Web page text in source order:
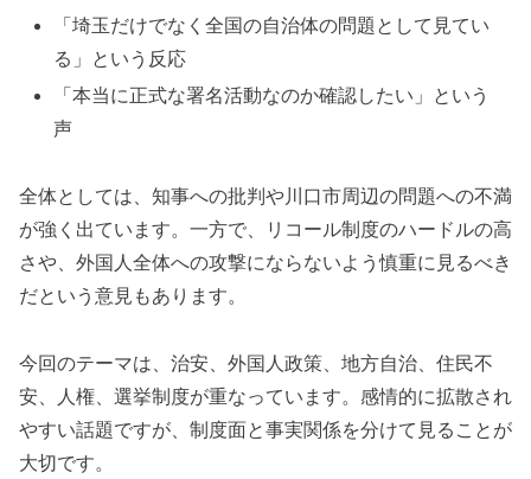
「埼玉だけでなく全国の自治体の問題として見てい
る」という反応
「本当に正式な署名活動なのか確認したい」という
声
全体としては、知事への批判や川口市周辺の問題への不満
が強く出ています。一方で、リコール制度のハードルの高
さや、外国人全体への攻撃にならないよう慎重に見るべき
だという意見もあります。
今回のテーマは、治安、外国人政策、地方自治、住民不
安、人権、選挙制度が重なっています。感情的に拡散され
やすい話題ですが、制度面と事実関係を分けて見ることが
大切です。